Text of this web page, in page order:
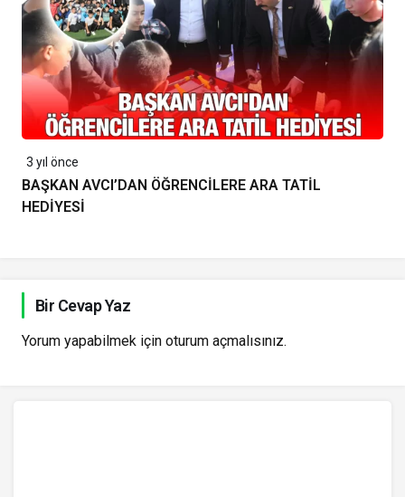
3 yıl önce
BAŞKAN AVCI’DAN ÖĞRENCİLERE ARA TATİL
HEDİYESİ
Bir Cevap Yaz
Yorum yapabilmek için oturum açmalısınız.